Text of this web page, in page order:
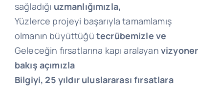
sağladığı uzmanlığımızla,
Yüzlerce projeyi başarıyla tamamlamış
olmanın büyüttüğü tecrübemizle ve
Geleceğin fırsatlarına kapı aralayan vizyoner
bakış açımızla
Bilgiyi, 25 yıldır uluslararası fırsatlara